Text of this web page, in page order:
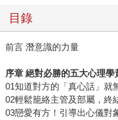
目錄
前言 潛意識的力量
序章 絕對必勝的五大心理學
01知道對方的「真心話」就
02輕鬆籠絡主管及部屬，終
03戀愛有方！引導出心儀對